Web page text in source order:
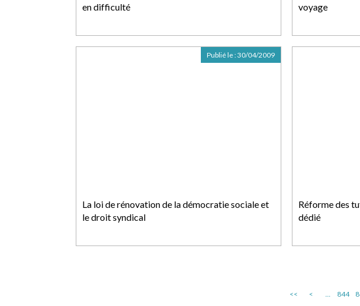
en difficulté
voyage
La loi de rénovation de la démocratie sociale et
le droit syndical
Publié le :30/04/2009
Réforme des
dédié
<< < ... 844